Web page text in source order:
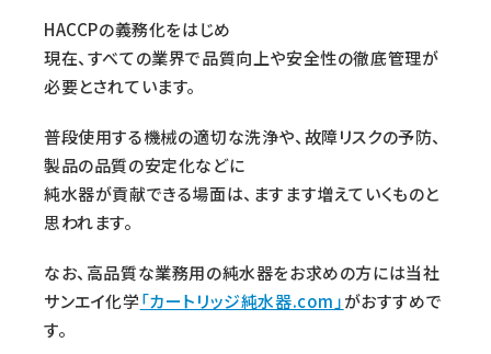
HACCPの義務化をはじめ
現在、すべての業界で品質向上や安全性の徹底管理が
必要とされています。
普段使用する機械の適切な洗浄や、故障リスクの予防、
製品の品質の安定化などに
純水器が貢献できる場面は、ますます増えていくものと
思われます。
なお、高品質な業務用の純水器をお求めの方には当社
サンエイ化学「カートリッジ純水器.com」がおすすめで
す。